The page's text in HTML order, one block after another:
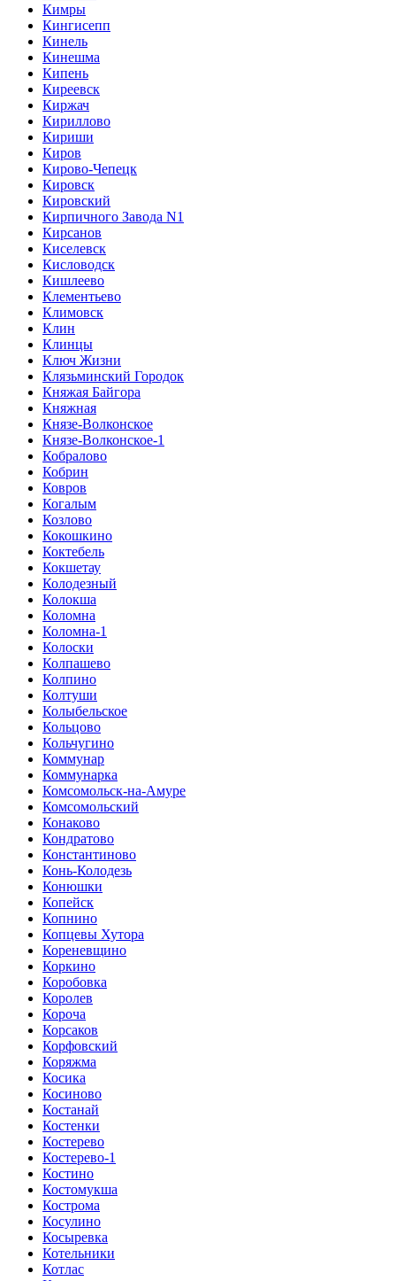
Кимры
Кингисепп
Кинель
Кинешма
Кипень
Киреевск
Киржач
Кириллово
Кириши
Киров
Кирово-Чепецк
Кировск
Кировский
Кирпичного Завода N1
Кирсанов
Киселевск
Кисловодск
Кишлеево
Клементьево
Климовск
Клин
Клинцы
Ключ Жизни
Клязьминский Городок
Княжая Байгора
Княжная
Князе-Волконское
Князе-Волконское-1
Кобралово
Кобрин
Ковров
Когалым
Козлово
Кокошкино
Коктебель
Кокшетау
Колодезный
Колокша
Коломна
Коломна-1
Колоски
Колпашево
Колпино
Колтуши
Колыбельское
Кольцово
Кольчугино
Коммунар
Коммунарка
Комсомольск-на-Амуре
Комсомольский
Конаково
Кондратово
Константиново
Конь-Колодезь
Конюшки
Копейск
Копнино
Копцевы Хутора
Кореневщино
Коркино
Коробовка
Королев
Короча
Корсаков
Корфовский
Коряжма
Косика
Косиново
Костанай
Костенки
Костерево
Костерево-1
Костино
Костомукша
Кострома
Косулино
Косыревка
Котельники
Котлас